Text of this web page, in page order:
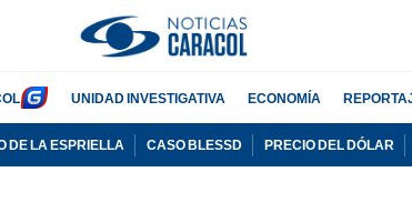
UNIDAD INVESTIGATIVA ECONOMÍA
DE LA ESPRIELLA CASO BLESSD PRECIO DEL DÓLAR